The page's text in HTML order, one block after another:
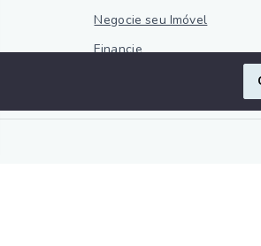
Negocie seu Imóvel
Financie